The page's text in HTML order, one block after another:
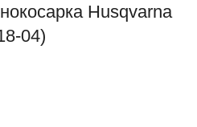
Husqvarna
04)